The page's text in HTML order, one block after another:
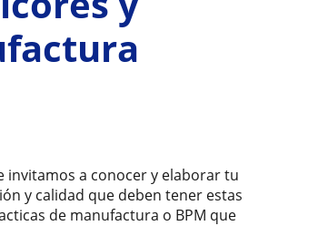
a conocer y elaborar tu
y calidad que deben tener estas
de manufactura o BPM que